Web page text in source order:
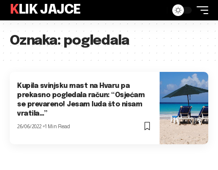
KLIK JAJCE
Oznaka:pogledala
Kupila svinjsku mast na Hvaru pa
prekasno pogledala račun: “Osjećam
se prevareno! Jesam luda što nisam
vratila…”
26/06/2022 1 Min Read